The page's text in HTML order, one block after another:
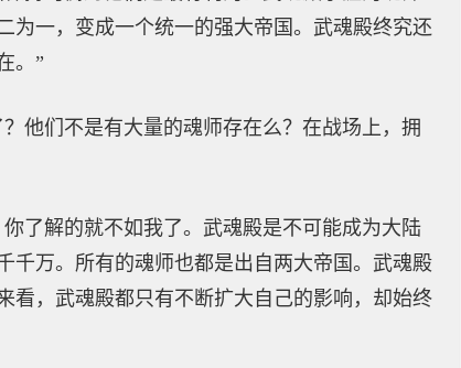
为一，变成一个统一的强大帝国。武魂殿终究还
。”
他们不是有大量的魂师存在么？在战场上，拥
了解的就不如我了。武魂殿是不可能成为大陆
千万。所有的魂师也都是出自两大帝国。武魂殿
看，武魂殿都只有不断扩大自己的影响，却始终